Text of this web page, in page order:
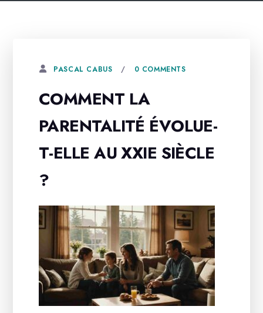
PASCAL CABUS 0 COMMENTS
COMMENT LA
PARENTALITÉ ÉVOLUE-
T-ELLE AU XXIE SIÈCLE
?